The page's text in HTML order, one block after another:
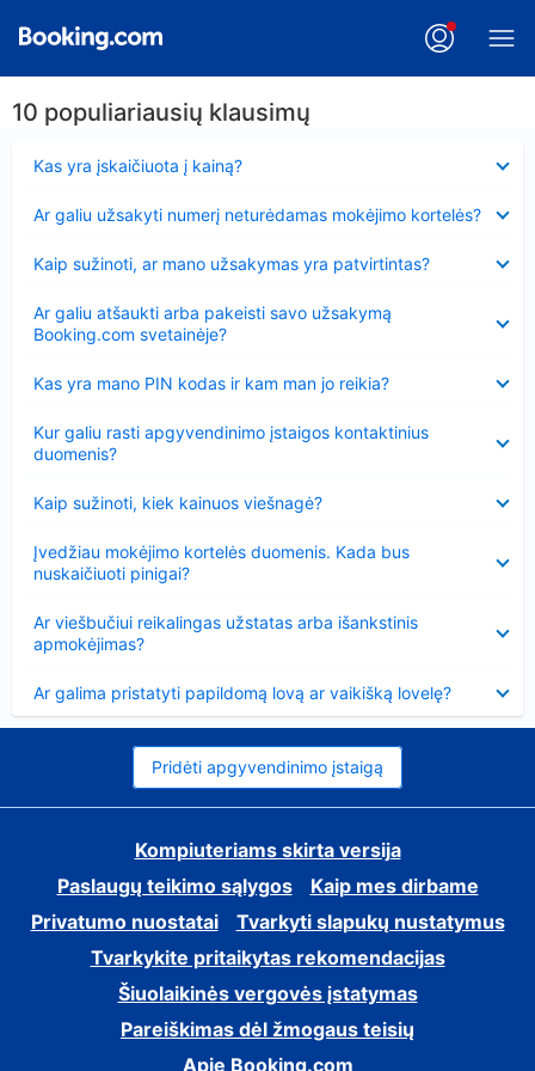
10 populiariausių klausimų
Kas yra įskaičiuota į kainą?
Ar galiu užsakyti numerį neturėdamas mokėjimo kortelės?
Kaip sužinoti, ar mano užsakymas yra patvirtintas?
Ar galiu atšaukti arba pakeisti savo užsakymą
Booking.com svetainėje?
Kas yra mano PIN kodas ir kam man jo reikia?
Kur galiu rasti apgyvendinimo įstaigos kontaktinius
duomenis?
Kaip sužinoti, kiek kainuos viešnagė?
Įvedžiau mokėjimo kortelės duomenis. Kada bus
nuskaičiuoti pinigai?
Ar viešbučiui reikalingas užstatas arba išankstinis
apmokėjimas?
Ar galima pristatyti papildomą lovą ar vaikišką lovelę?
Pridėti apgyvendinimo įstaigą
Kompiuteriams skirta versija
Paslaugų teikimo sąlygos
Kaip mes dirbame
Privatumo nuostatai
Tvarkyti slapukų nustatymus
Tvarkykite pritaikytas rekomendacijas
Šiuolaikinės vergovės įstatymas
Pareiškimas dėl žmogaus teisių
Apie Booking.com